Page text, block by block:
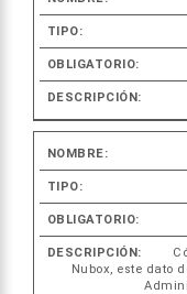
Nubox, este dato